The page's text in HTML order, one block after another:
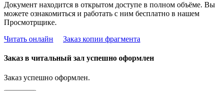
Документ находится в открытом доступе в полном объёме. Вы
можете ознакомиться и работать с ним бесплатно в нашем
Просмотрщике.
Читать онлайн
Заказ копии фрагмента
Заказ в читальный зал успешно оформлен
Заказ успешно оформлен.